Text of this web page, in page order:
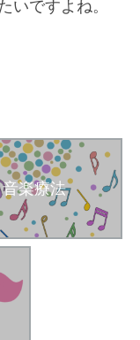
いですよね。
音楽療法